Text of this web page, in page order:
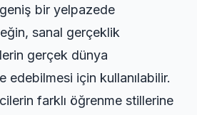
bir yelpazede
sanal gerçeklik
gerçek dünya
edebilmesi için kullanılabilir.
farklı öğrenme stillerine